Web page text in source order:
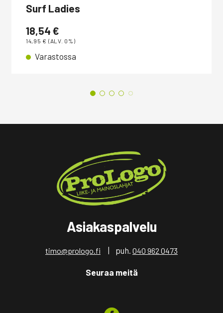
Surf Ladies
18,54 €
14,95 € (ALV. 0%)
Varastossa
Asiakaspalvelu
timo@prologo.fi | puh. 040 962 0473
Seuraa meitä